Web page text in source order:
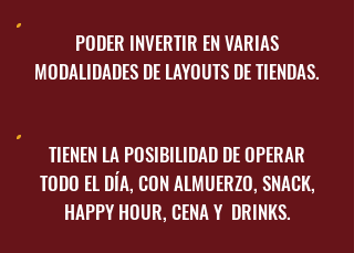
PODER INVERTIR EN VARIAS
MODALIDADES DE LAYOUTS DE TIENDAS.
TIENEN LA POSIBILIDAD DE OPERAR
TODO EL DÍA, CON ALMUERZO, SNACK,
HAPPY HOUR, CENA Y DRINKS.